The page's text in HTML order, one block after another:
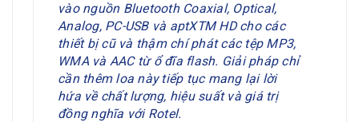
vào nguồn Bluetooth Coaxial, Optical,
Analog, PC-USB và aptXTM HD cho các
thiết bị cũ và thậm chí phát các tệp MP3,
WMA và AAC từ ổ đĩa flash. Giải pháp chỉ
cần thêm loa này tiếp tục mang lại lời
hứa về chất lượng, hiệu suất và giá trị
đồng nghĩa với Rotel.